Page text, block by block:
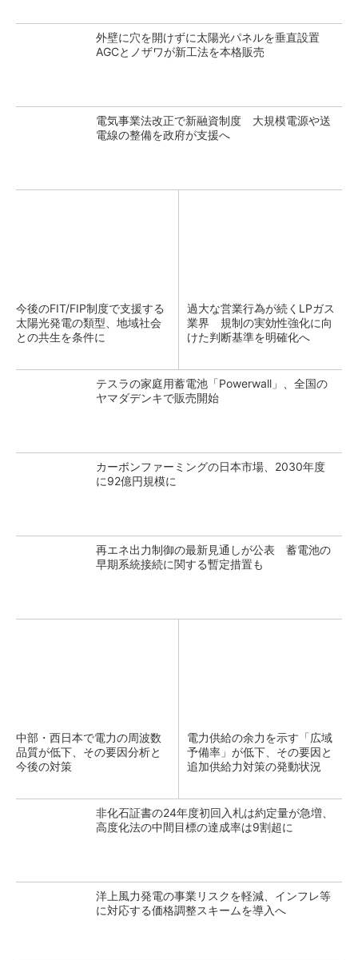
外壁に穴を開けずに太陽光パネルを垂直設置
AGCとノザワが新工法を本格販売
電気事業法改正で新融資制度 大規模電源や送
電線の整備を政府が支援へ
今後のFIT/FIP制度で支援する
太陽光発電の類型、地域社会
との共生を条件に
過大な営業行為が続くLPガス
業界 規制の実効性強化に向
けた判断基準を明確化へ
テスラの家庭用蓄電池「Powerwall」、全国の
ヤマダデンキで販売開始
カーボンファーミングの日本市場、2030年度
に92億円規模に
再エネ出力制御の最新見通しが公表 蓄電池の
早期系統接続に関する暫定措置も
中部・西日本で電力の周波数
品質が低下、その要因分析と
今後の対策
電力供給の余力を示す「広域
予備率」が低下、その要因と
追加供給力対策の発動状況
非化石証書の24年度初回入札は約定量が急増、
高度化法の中間目標の達成率は9割超に
洋上風力発電の事業リスクを軽減、インフレ等
に対応する価格調整スキームを導入へ